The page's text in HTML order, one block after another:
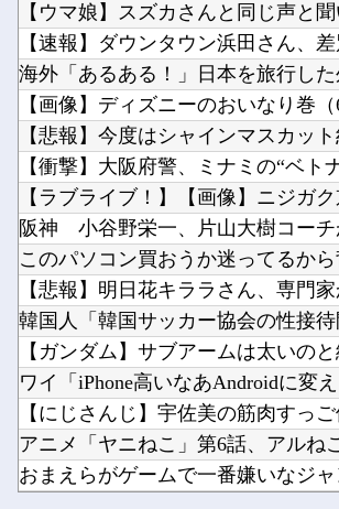
【ウマ娘】スズカさんと同じ声と
【速報】ダウンタウン浜田さん、
海外「あるある！」日本を旅行し
【画像】ディズニーのおいなり巻
【悲報】今度はシャインマスカッ
【衝撃】大阪府警、ミナミの“ベ
【ラブライブ！】【画像】ニジガ
阪神 小谷野栄一、片山大樹コー
このパソコン買おうか迷ってるか
【悲報】明日花キララさん、専門
韓国人「韓国サッカー協会の性接
【ガンダム】サブアームは太いの
ワイ「iPhone高いなあAndroidに変
【にじさんじ】宇佐美の筋肉すっ
アニメ「ヤニねこ」第6話、アルね
おまえらがゲームで一番嫌いなジ